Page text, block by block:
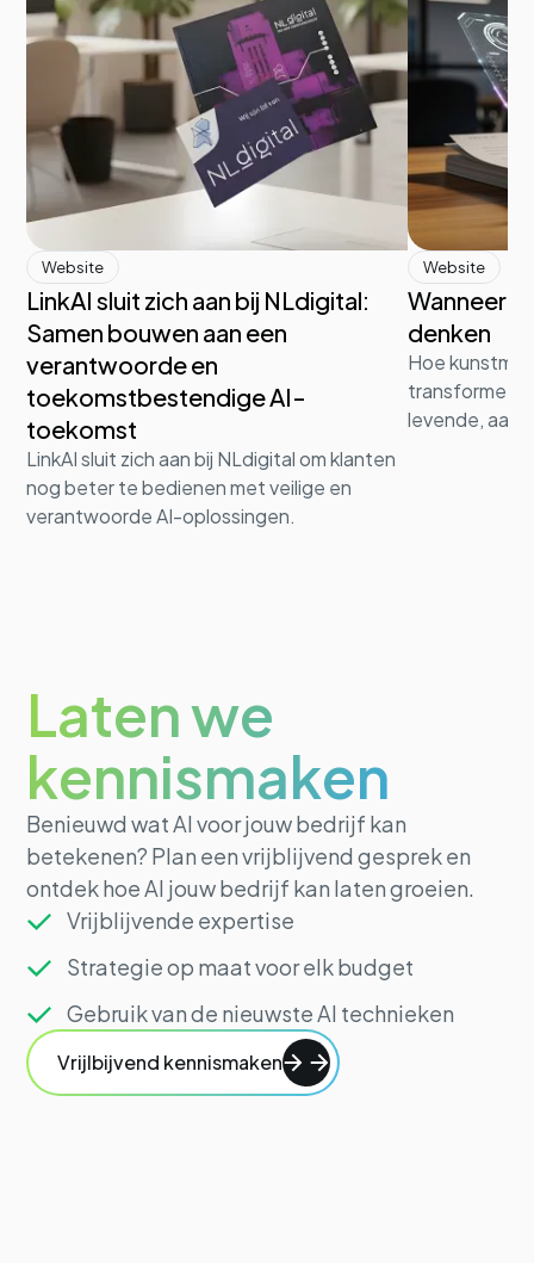
Website
LinkAI sluit zich aan bij NLdigital:
Samen bouwen aan een
verantwoorde en
toekomstbestendige AI-
toekomst
LinkAI sluit zich aan bij NLdigital om klanten
nog beter te bedienen met veilige en
verantwoorde AI-oplossingen.
Website
Wanneer
denken
Hoe
levende,
Laten we
kennismaken
Benieuwd wat AI voor jouw bedrijf kan
betekenen? Plan een vrijblijvend gesprek en
ontdek hoe AI jouw bedrijf kan laten groeien.
Vrijblijvende expertise
Strategie op maat voor elk budget
Gebruik van de nieuwste AI technieken
Vrijlbijvend kennismaken